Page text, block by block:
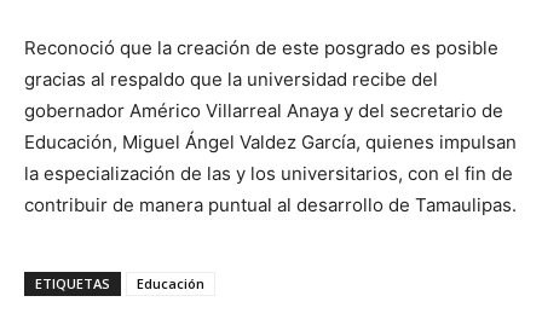
Reconoció que la creación de este posgrado es posible
gracias al respaldo que la universidad recibe del
gobernador Américo Villarreal Anaya y del secretario de
Educación, Miguel Ángel Valdez García, quienes impulsan
la especialización de las y los universitarios, con el fin de
contribuir de manera puntual al desarrollo de Tamaulipas.
ETIQUETAS Educación